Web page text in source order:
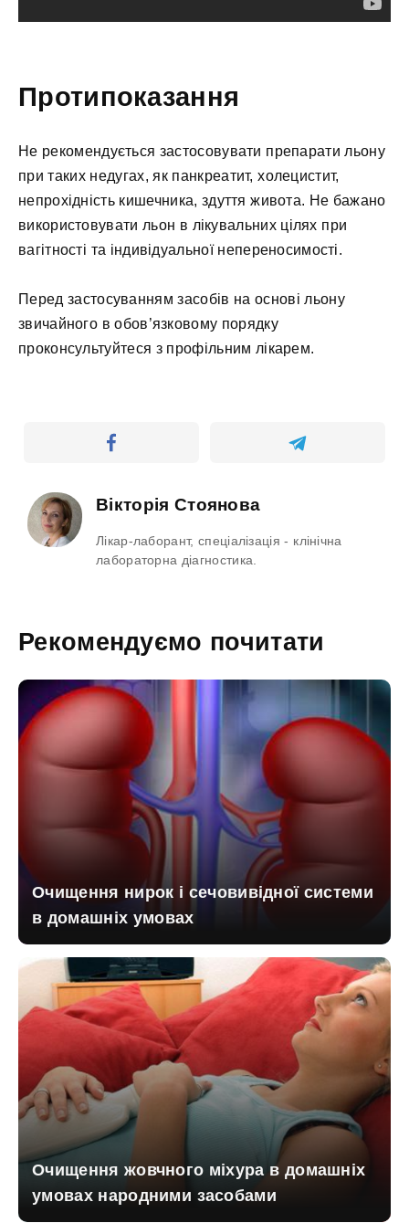
Протипоказання
Не рекомендується застосовувати препарати льону
при таких недугах, як панкреатит, холецистит,
непрохідність кишечника, здуття живота. Не бажано
використовувати льон в лікувальних цілях при
вагітності та індивідуальної непереносимості.
Перед застосуванням засобів на основі льону
звичайного в обов’язковому порядку
проконсультуйтеся з профільним лікарем.
Вікторія Стоянова
Лікар-лаборант, спеціалізація - клінічна
лабораторна діагностика.
Рекомендуємо почитати
Очищення нирок і сечовивідної системи
в домашніх умовах
Очищення жовчного міхура в домашніх
умовах народними засобами